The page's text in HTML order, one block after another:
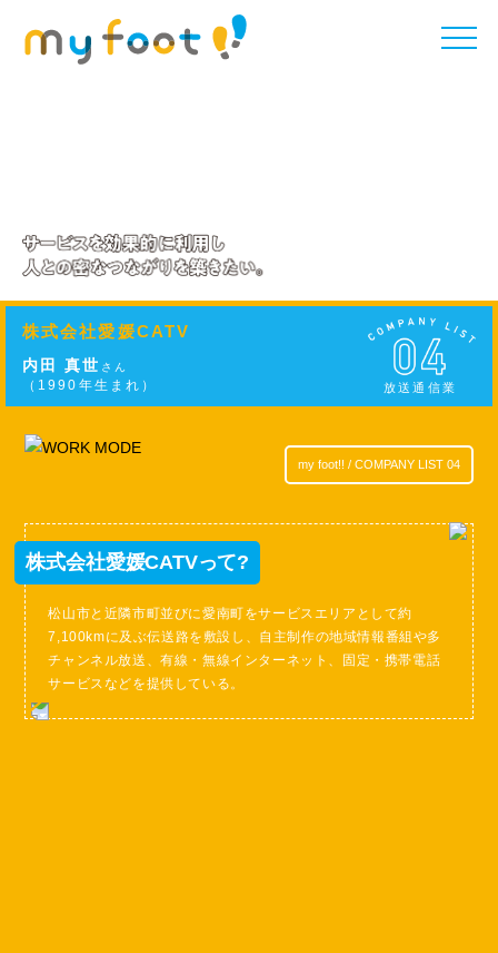
toggle
放送通信業
株式会社愛媛CATV
内田 真世 さん
（1990年生まれ）
my foot!! / COMPANY LIST 04
株式会社愛媛CATVって?
松山市と近隣市町並びに愛南町をサービスエリアとして約
7,100kmに及ぶ伝送路を敷設し、自主制作の地域情報番組や多
チャンネル放送、有線・無線インターネット、固定・携帯電話
サービスなどを提供している。